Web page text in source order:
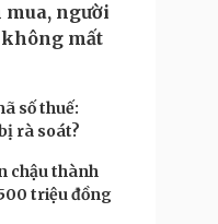
mua, người
mất
số thuế:
rà soát?
chậu thành
triệu đồng